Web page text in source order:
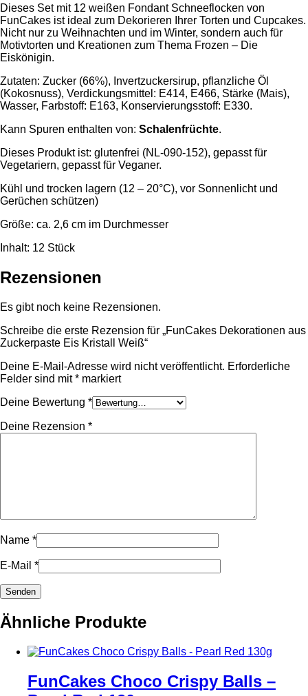
Dieses Set mit 12 weißen Fondant Schneeflocken von
FunCakes ist ideal zum Dekorieren Ihrer Torten und Cupcakes.
Nicht nur zu Weihnachten und im Winter, sondern auch für
Motivtorten und Kreationen zum Thema Frozen – Die
Eiskönigin.
Zutaten: Zucker (66%), Invertzuckersirup, pflanzliche Öl
(Kokosnuss), Verdickungsmittel: E414, E466, Stärke (Mais),
Wasser, Farbstoff: E163, Konservierungsstoff: E330.
Kann Spuren enthalten von: Schalenfrüchte.
Dieses Produkt ist: glutenfrei (NL-090-152), gepasst für
Vegetariern, gepasst für Veganer.
Kühl und trocken lagern (12 – 20°C), vor Sonnenlicht und
Gerüchen schützen)
Größe: ca. 2,6 cm im Durchmesser
Inhalt: 12 Stück
Rezensionen
Es gibt noch keine Rezensionen.
Schreibe die erste Rezension für „FunCakes Dekorationen aus
Zuckerpaste Eis Kristall Weiß“
Deine E-Mail-Adresse wird nicht veröffentlicht. Erforderliche
Felder sind mit* markiert
Deine Bewertung *
Deine Rezension *
Name *
E-Mail *
Ähnliche Produkte
FunCakes Choco Crispy Balls –